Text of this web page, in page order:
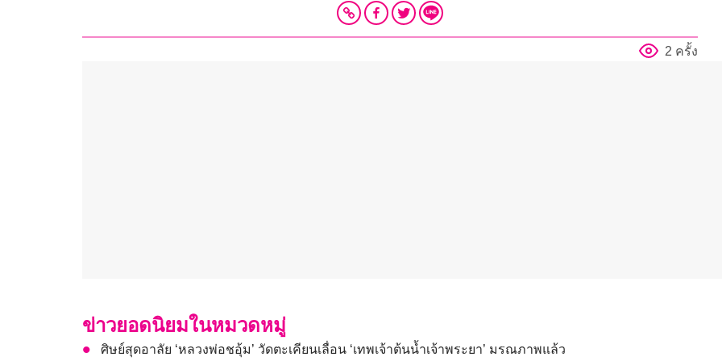
2 ครั้ง
ข่าวยอดนิยมในหมวดหมู่
ศิษย์สุดอาลัย ‘หลวงพ่อชอุ้ม’ วัดตะเคียนเลื่อน ‘เทพเจ้าต้นน้ำเจ้าพระยา’ มรณภาพแล้ว